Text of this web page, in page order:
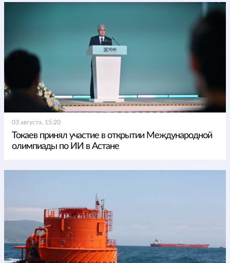
03 августа, 15:20
Токаев принял участие в открытии Международной
олимпиады по ИИ в Астане